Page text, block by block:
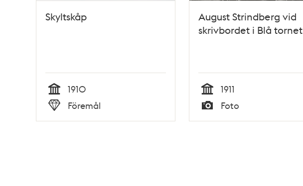
Skyltskåp
Tid
1910
Föremål
August Strindberg vid
skrivbordet i Blå tornet
Tid
1911
Foto